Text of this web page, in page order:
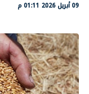
09 أبريل 2026 01:11 م